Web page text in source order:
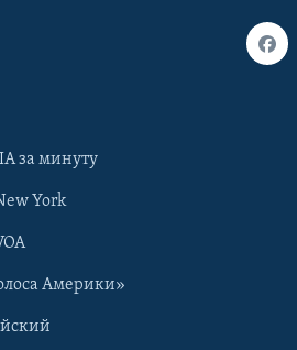
за минуту
York
Америки»